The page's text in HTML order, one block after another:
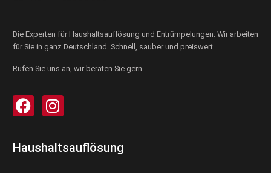
Die Experten für Haushaltsauflösung und Entrümpelungen. Wir arbeiten
für Sie in ganz Deutschland. Schnell, sauber und preiswert.
Rufen Sie uns an, wir beraten Sie gern.
Haushaltsauflösung